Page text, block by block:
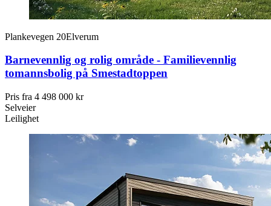
Plankevegen 20Elverum
Barnevennlig og rolig område - Familievennlig
tomannsbolig på Smestadtoppen
Pris fra 4 498 000 kr
Selveier
Leilighet